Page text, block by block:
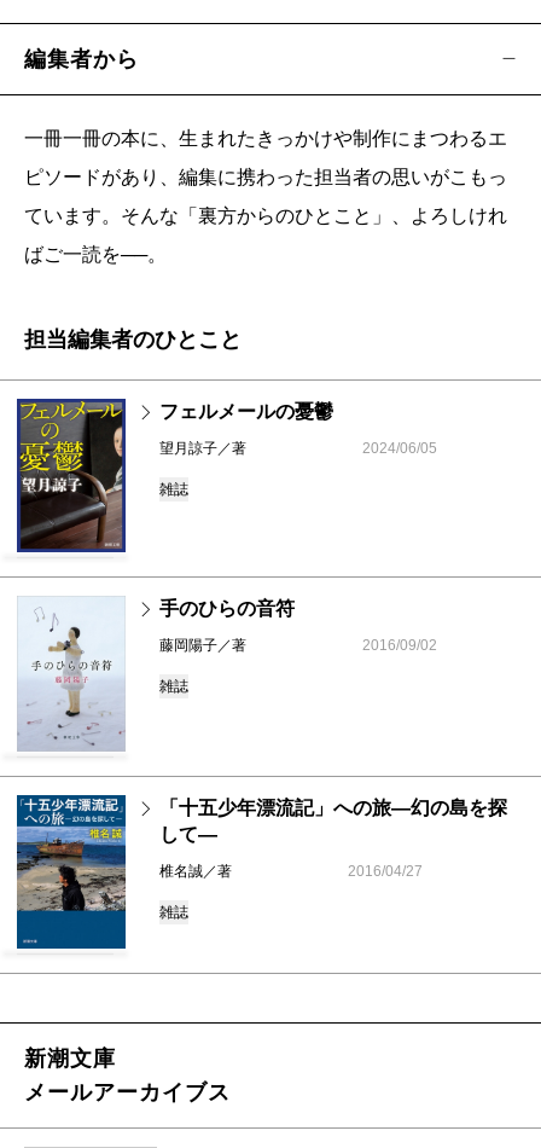
編集者から
一冊一冊の本に、生まれたきっかけや制作にまつわるエ
ピソードがあり、編集に携わった担当者の思いがこもっ
ています。そんな「裏方からのひとこと」、よろしけれ
ばご一読を──。
担当編集者のひとこと
フェルメールの憂鬱
望月諒子／著 2024/06/05
雑誌
手のひらの音符
藤岡陽子／著 2016/09/02
雑誌
「十五少年漂流記」への旅―幻の島を探
して―
椎名誠／著 2016/04/27
雑誌
新潮文庫
メールアーカイブス